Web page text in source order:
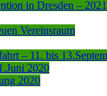
in Dresden – 2021
Vereinsraum
– 11. bis
2020
2020